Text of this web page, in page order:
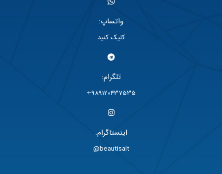
واتساپ:
کلیک کنید
تلگرام:
989120437535+
اینستاگرام:
beautisalt@